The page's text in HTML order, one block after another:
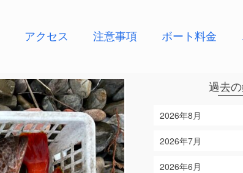
アクセス 注意事項 ボート料金
過去
2026年8月
2026年7月
2026年6月